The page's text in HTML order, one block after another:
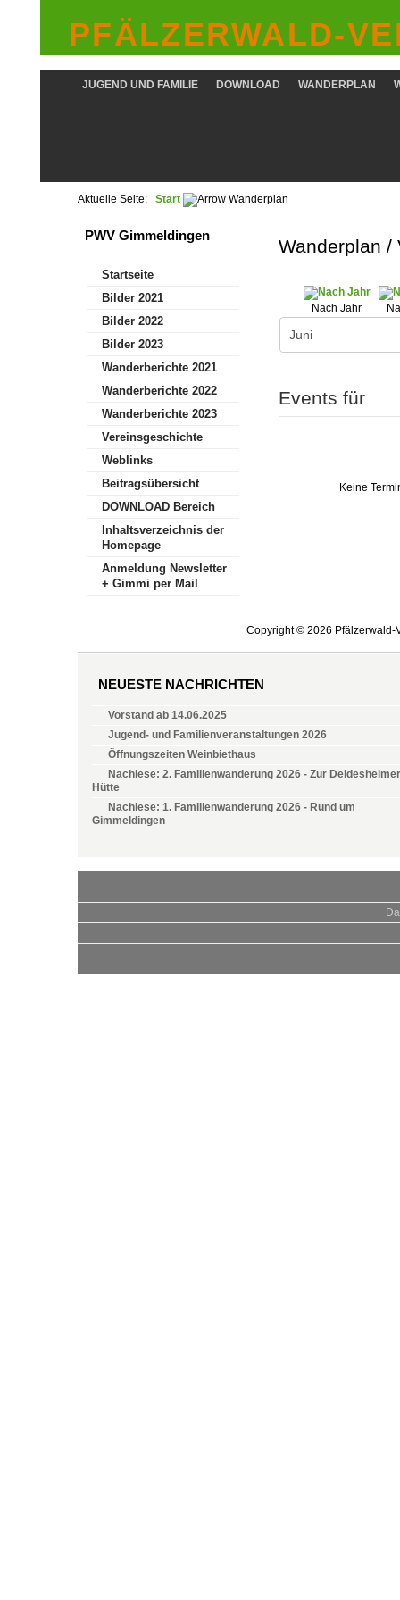
PFÄLZERWALD-
WANDERPLAN
DOWNLOAD
JUGEND UND FAMILIE
Aktuelle Seite: Start Wanderplan
Wanderplan /
Nach Jahr
Events für
Keine
PWV Gimmeldingen
Startseite
Bilder 2021
Bilder 2022
Bilder 2023
Wanderberichte 2021
Wanderberichte 2022
Wanderberichte 2023
Vereinsgeschichte
Weblinks
Beitragsübersicht
DOWNLOAD Bereich
Inhaltsverzeichnis der
Homepage
Anmeldung Newsletter
+ Gimmi per Mail
Copyright © 2026 Pfälzerwald-
NEUESTE NACHRICHTEN
Vorstand ab 14.06.2025
Jugend- und Familienveranstaltungen 2026
Öffnungszeiten Weinbiethaus
Nachlese: 2. Familienwanderung 2026 - Zur Deidesheimer
Hütte
Nachlese: 1. Familienwanderung 2026 - Rund um
Gimmeldingen